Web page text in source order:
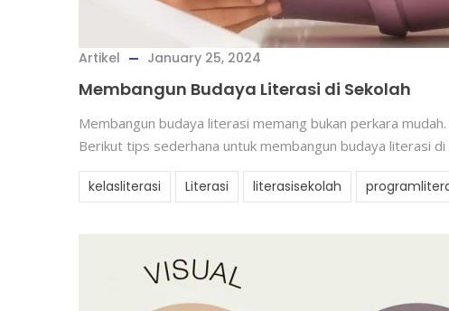
Artikel January 25, 2024
Membangun Budaya Literasi di Sekolah
Membangun budaya literasi memang bukan perkara
Berikut tips sederhana untuk membangun budaya literasi di
kelasliterasi Literasi literasisekolah